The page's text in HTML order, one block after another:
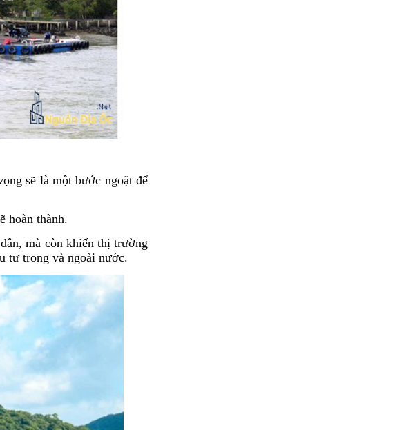
sẽ là một bước ngoặt để
hoàn thành.
mà còn khiến thị trường
tư trong và ngoài nước.